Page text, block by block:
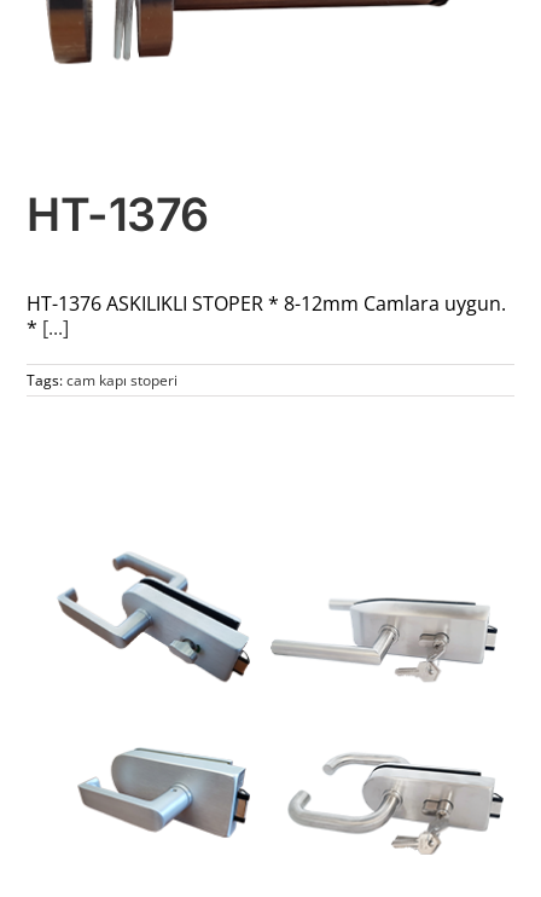
HT-1376
HT-1376 ASKILIKLI STOPER * 8-12mm Camlara uygun.
* [...]
Tags:cam kapı stoperi